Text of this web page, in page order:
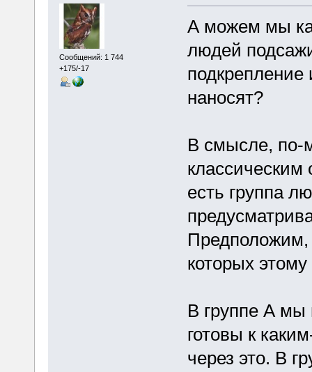
Сообщений: 1 744
+175/-17
А можем мы
людей
подкрепление
наносят?
В смысле, по-
есть группа
Предположим,
которых этому
В группе А
готовы к
через это. В